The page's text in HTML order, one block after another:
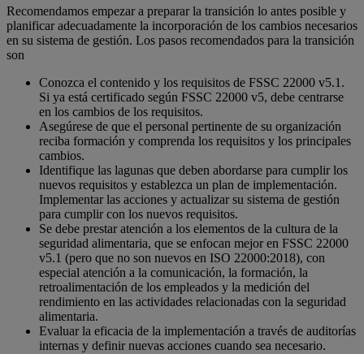
Recomendamos empezar a preparar la transición lo antes posible y
planificar adecuadamente la incorporación de los cambios necesarios
en su sistema de gestión. Los pasos recomendados para la transición
son
Conozca el contenido y los requisitos de FSSC 22000 v5.1.
Si ya está certificado según FSSC 22000 v5, debe centrarse
en los cambios de los requisitos.
Asegúrese de que el personal pertinente de su organización
reciba formación y comprenda los requisitos y los principales
cambios.
Identifique las lagunas que deben abordarse para cumplir los
nuevos requisitos y establezca un plan de implementación.
Implementar las acciones y actualizar su sistema de gestión
para cumplir con los nuevos requisitos.
Se debe prestar atención a los elementos de la cultura de la
seguridad alimentaria, que se enfocan mejor en FSSC 22000
v5.1 (pero que no son nuevos en ISO 22000:2018), con
especial atención a la comunicación, la formación, la
retroalimentación de los empleados y la medición del
rendimiento en las actividades relacionadas con la seguridad
alimentaria.
Evaluar la eficacia de la implementación a través de auditorías
internas y definir nuevas acciones cuando sea necesario.